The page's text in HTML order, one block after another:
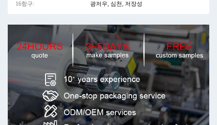
16항구: 광저우, 심천, 저장성